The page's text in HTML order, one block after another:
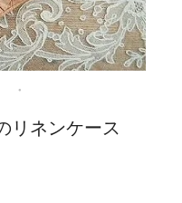
リネンケース